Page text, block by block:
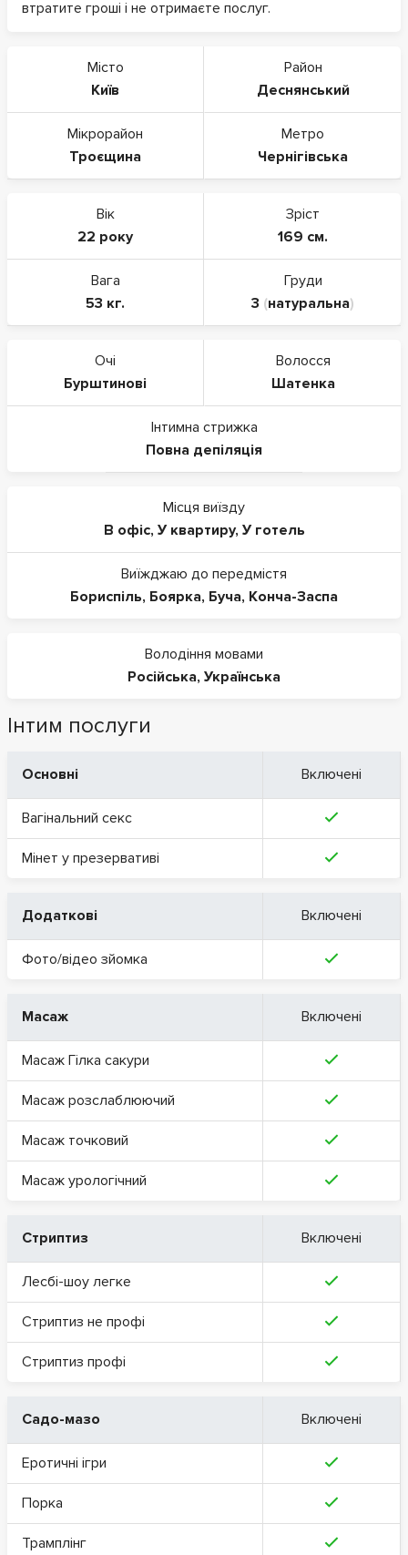
втратите гроші і не отримаєте послуг.
Місто
Київ
Район
Деснянський
Мікрорайон
Троєщина
Метро
Чернігівська
Вік
22 року
Зріст
169 см.
Вага
53 кг.
Груди
3 (натуральна)
Очі
Бурштинові
Волосся
Шатенка
Інтимна стрижка
Повна депіляція
Місця виїзду
В офіс, У квартиру, У готель
Виїжджаю до передмістя
Бориспіль, Боярка, Буча, Конча-Заспа
Володіння мовами
Російська, Українська
Інтим послуги
Основні Включені
Вагінальний секс
Мінет у презервативі
Додаткові Включені
Фото/відео зйомка
Масаж Включені
Масаж Гілка сакури
Масаж розслаблюючий
Масаж точковий
Масаж урологічний
Стриптиз Включені
Лесбі-шоу легке
Стриптиз не профі
Стриптиз профі
Садо-мазо Включені
Еротичні ігри
Порка
Трамплінг